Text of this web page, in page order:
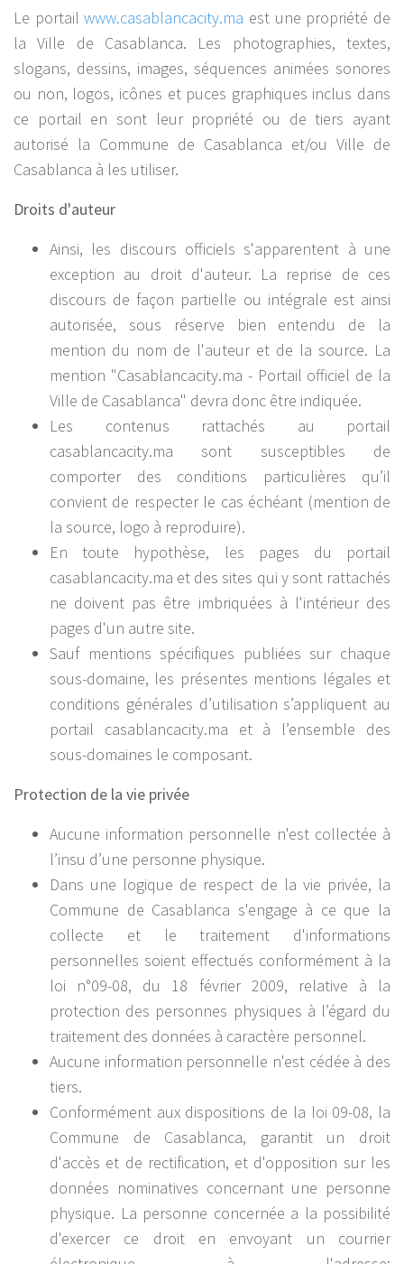
Le portailwww.casablancacity.ma est une propriété de
la Ville de Casablanca. Les photographies, textes,
slogans, dessins, images, séquences animées sonores
ou non, logos, icônes et puces graphiques inclus dans
ce portail en sont leur propriété ou de tiers ayant
autorisé la Commune de Casablanca et/ou Ville de
Casablanca à les utiliser.
Droits d'auteur
Ainsi, les discours officiels s'apparentent à une
exception au droit d'auteur. La reprise de ces
discours de façon partielle ou intégrale est ainsi
autorisée, sous réserve bien entendu de la
mention du nom de l'auteur et de la source. La
mention "Casablancacity.ma - Portail officiel de la
Ville de Casablanca" devra donc être indiquée.
Les contenus rattachés au portail
casablancacity.ma sont susceptibles de
comporter des conditions particulières qu’il
convient de respecter le cas échéant (mention de
la source, logo à reproduire).
En toute hypothèse, les pages du portail
casablancacity.ma et des sites qui y sont rattachés
ne doivent pas être imbriquées à l'intérieur des
pages d'un autre site.
Sauf mentions spécifiques publiées sur chaque
sous-domaine, les présentes mentions légales et
conditions générales d’utilisation s’appliquent au
portail casablancacity.ma et à l’ensemble des
sous-domaines le composant.
Protection de la vie privée
Aucune information personnelle n'est collectée à
l’insu d’une personne physique.
Dans une logique de respect de la vie privée, la
Commune de Casablanca s'engage à ce que la
collecte et le traitement d'informations
personnelles soient effectués conformément à la
loi n°09-08, du 18 février 2009, relative à la
protection des personnes physiques à l’égard du
traitement des données à caractère personnel.
Aucune information personnelle n'est cédée à des
tiers.
Conformément aux dispositions de la loi 09-08, la
Commune de Casablanca, garantit un droit
d'accès et de rectification, et d'opposition sur les
données nominatives concernant une personne
physique. La personne concernée a la possibilité
d'exercer ce droit en envoyant un courrier